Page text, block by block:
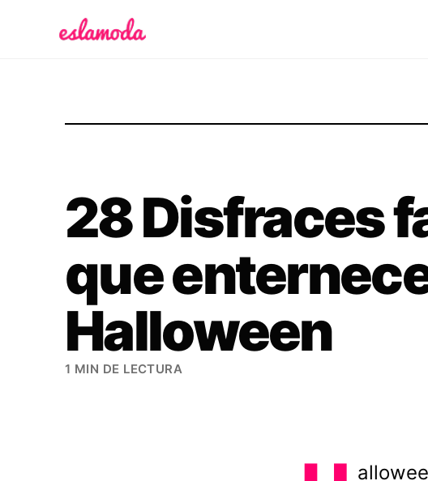
28 Disfraces
que
Halloween
1 MIN DE LECTURA